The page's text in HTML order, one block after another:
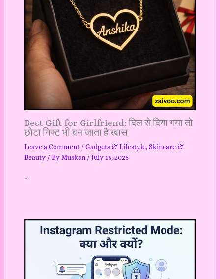
Best Gift for Girlfriend: दिल से दिया गया तो
छोटा गिफ्ट भी बन जाता है खास
Leave a Comment / Gadgets & Lifestyle,Skincare &
Beauty/ ByMuskan / July 16, 2026
…